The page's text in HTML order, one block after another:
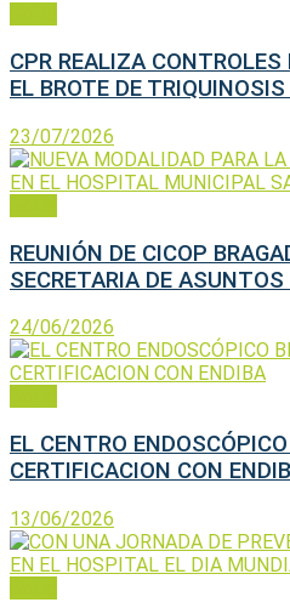
CPR REALIZA CONTROLES
EL BROTE DE
23/07/2026
REUNIÓN DE CICOP
SECRETARIA DE
24/06/2026
EL CENTRO
CERTIFICACION CON
13/06/2026